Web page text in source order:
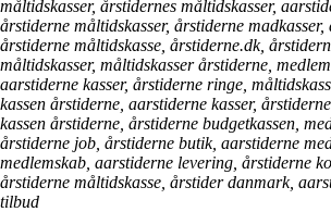
måltidskasser, årstidernes måltidskasser,
årstiderne måltidskasser, årstiderne madkasser,
årstiderne måltidskasse, årstiderne.dk,
måltidskasser, måltidskasser årstiderne,
aarstiderne kasser, årstiderne ringe,
kassen årstiderne, aarstiderne kasser,
kassen årstiderne, årstiderne budgetkassen,
årstiderne job, årstiderne butik, aarstiderne
medlemskab, aarstiderne levering, årstiderne
årstiderne måltidskasse, årstider danmark,
tilbud